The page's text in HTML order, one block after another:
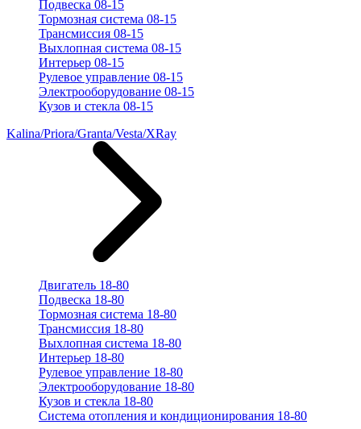
Подвеска 08-15
Тормозная система 08-15
Трансмиссия 08-15
Выхлопная система 08-15
Интерьер 08-15
Рулевое управление 08-15
Электрооборудование 08-15
Кузов и стекла 08-15
Kalina/Priora/Granta/Vesta/XRay
Двигатель 18-80
Подвеска 18-80
Тормозная система 18-80
Трансмиссия 18-80
Выхлопная система 18-80
Интерьер 18-80
Рулевое управление 18-80
Электрооборудование 18-80
Кузов и стекла 18-80
Система отопления и кондиционирования 18-80